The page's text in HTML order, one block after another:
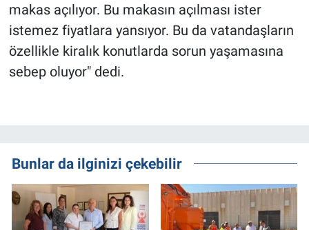
makas açılıyor. Bu makasın açılması ister
istemez fiyatlara yansıyor. Bu da vatandaşların
özellikle kiralık konutlarda sorun yaşamasına
sebep oluyor" dedi.
Bunlar da ilginizi çekebilir